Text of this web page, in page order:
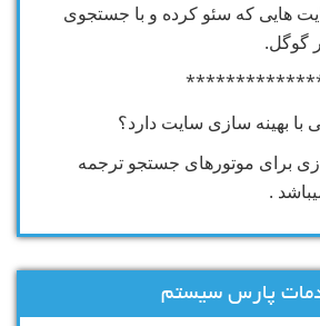
هایی که سئو کرده و با جستجوی
گوگل.
بهینه سازی سایت دارد؟
برای موتورهای جستجو ترجمه
پارس سیستم